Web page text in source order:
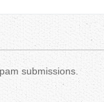
submissions.